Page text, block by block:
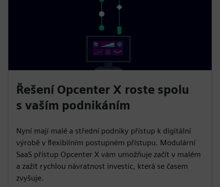
Řešení Opcenter X roste spolu
s vaším podnikáním
Nyní mají malé a střední podniky přístup k digitální
výrobě v flexibilním postupném přístupu. Modulární
SaaS přístup Opcenter X vám umožňuje začít v malém
a zažít rychlou návratnost investic, která se časem
zvyšuje.